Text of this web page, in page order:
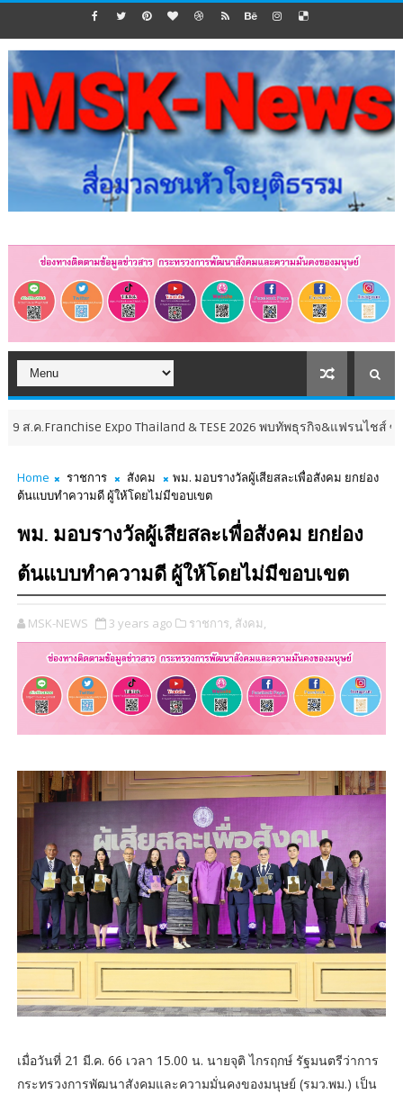
Expo Thailand & TESE 2026 พบทัพธุรกิจ&แฟรนไชส์ ซัพพลายเออร์
Home ราชการ สังคม
พม. มอบรางวัลผู้เสียสละเพื่อสังคม ยกย่อง
ต้นแบบทำความดี ผู้ให้โดยไม่มีขอบเขต
พม. มอบรางวัลผู้เสียสละเพื่อสังคม ยกย่อง
ต้นแบบทำความดี ผู้ให้โดยไม่มีขอบเขต
MSK-NEWS 3 years ago ราชการ, สังคม,
เมื่อวันที่ 21 มี.ค. 66 เวลา 15.00 น. นายจุติ ไกรฤกษ์ รัฐมนตรีว่าการ
กระทรวงการพัฒนาสังคมและความมั่นคงของมนุษย์ (รมว.พม.) เป็น